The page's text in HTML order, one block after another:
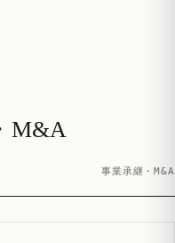
M&A
事業承継・M&A